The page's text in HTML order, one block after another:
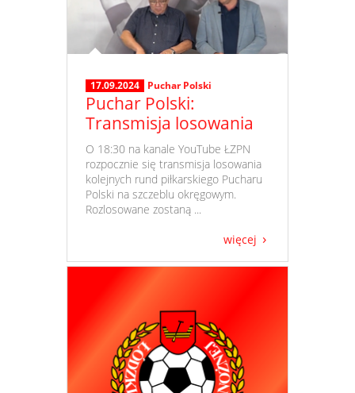
17.09.2024 Puchar Polski
Puchar Polski:
Transmisja losowania
​ O 18:30 na kanale YouTube ŁZPN
rozpocznie się transmisja losowania
kolejnych rund piłkarskiego Pucharu
Polski na szczeblu okręgowym.
Rozlosowane zostaną ...
więcej